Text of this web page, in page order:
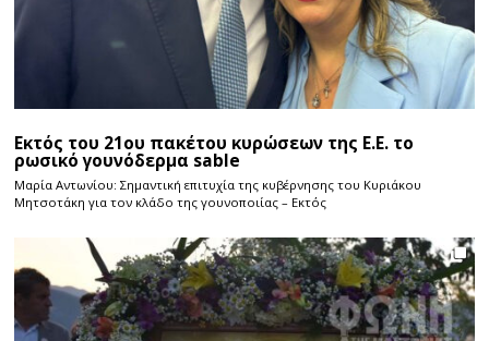
Εκτός του 21ου πακέτου κυρώσεων της Ε.Ε. το
ρωσικό γουνόδερμα sable
Μαρία Αντωνίου: Σημαντική επιτυχία της κυβέρνησης του Κυριάκου
Μητσοτάκη για τον κλάδο της γουνοποιίας – Εκτός